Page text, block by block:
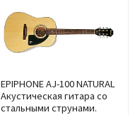
EPIPHONE AJ-100 NATURAL
Акустическая гитара со
стальными струнами.